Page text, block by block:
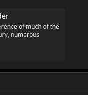
of much of the
numerous